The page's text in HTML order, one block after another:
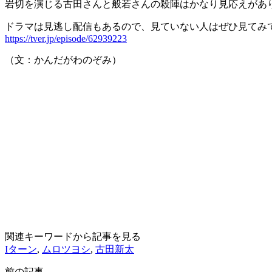
岩切を演じる古田さんと般若さんの殺陣はかなり見応えが
ドラマは見逃し配信もあるので、見ていない人はぜひ見てみ
https://tver.jp/episode/62939223
（文：かんだがわのぞみ）
関連キーワードから記事を見る
Iターン, ムロツヨシ, 古田新太